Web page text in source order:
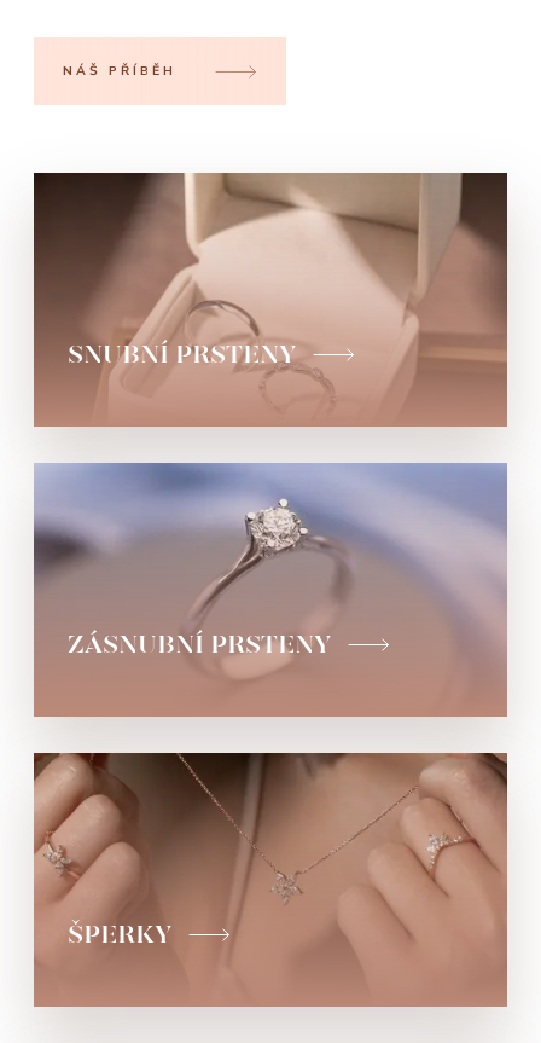
NÁŠ PŘÍBĚH
ZÁSNUBNÍ PRSTENY
ŠPERKY
SNUBNÍ PRSTENY